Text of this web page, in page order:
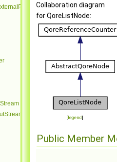
Collaboration diagram
for QoreListNode:
[legend]
Public Member